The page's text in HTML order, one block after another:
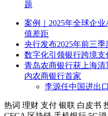
题
案例｜2025年全球企
值差距
央行发布2025年前三
数字化引领银行跨境
青岛农商银行获上海
内农商银行首家
李源任中国进出
热词 理财 支付 银联 白皮书